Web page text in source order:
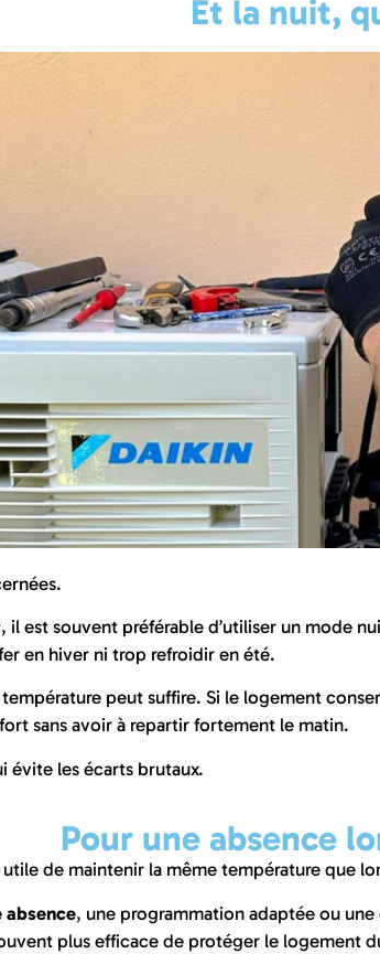
Et la nuit,
, il est souvent préférable d’utiliser un mode
en hiver ni trop refroidir en été.
peut suffire. Si le logement
sans avoir à repartir fortement le matin.
évite les écarts brutaux.
Pour une absence
utile de maintenir la même température que
absence, une programmation adaptée ou
plus efficace de protéger le logement